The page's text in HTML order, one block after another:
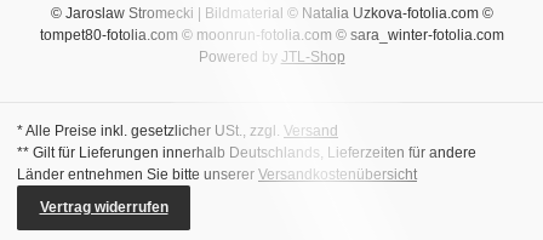
© Jaroslaw Stromecki | Bildmaterial © Natalia Uzkova-fotolia.com ©
tompet80-fotolia.com © moonrun-fotolia.com © sara_winter-fotolia.com
Powered by JTL-Shop
* Alle Preise inkl. gesetzlicher USt., zzgl. Versand
** Gilt für Lieferungen innerhalb Deutschlands, Lieferzeiten für andere
Länder entnehmen Sie bitte unserer Versandkostenübersicht
Vertrag widerrufen